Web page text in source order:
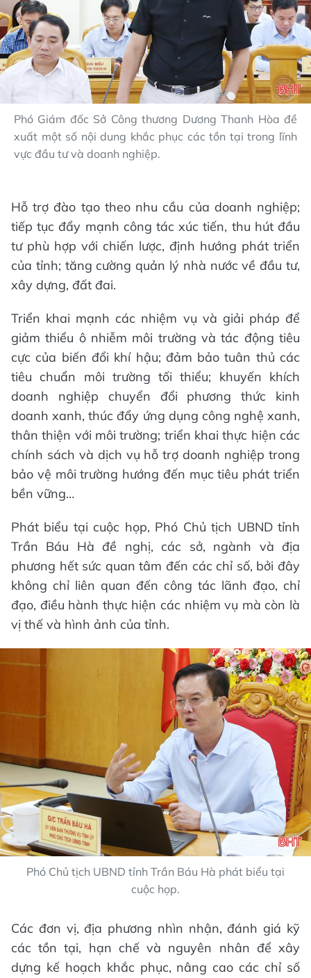
Phó Giám đốc Sở Công thương Dương Thanh Hòa đề
xuất một số nội dung khắc phục các tồn tại trong lĩnh
vực đầu tư và doanh nghiệp.
Hỗ trợ đào tạo theo nhu cầu của doanh nghiệp;
tiếp tục đẩy mạnh công tác xúc tiến, thu hút đầu
tư phù hợp với chiến lược, định hướng phát triển
của tỉnh; tăng cường quản lý nhà nước về đầu tư,
xây dựng, đất đai.
Triển khai mạnh các nhiệm vụ và giải pháp để
giảm thiểu ô nhiễm môi trường và tác động tiêu
cực của biến đổi khí hậu; đảm bảo tuân thủ các
tiêu chuẩn môi trường tối thiểu; khuyến khích
doanh nghiệp chuyển đổi phương thức kinh
doanh xanh, thúc đẩy ứng dụng công nghệ xanh,
thân thiện với môi trường; triển khai thực hiện các
chính sách và dịch vụ hỗ trợ doanh nghiệp trong
bảo vệ môi trường hướng đến mục tiêu phát triển
bền vững…
Phát biểu tại cuộc họp, Phó Chủ tịch UBND tỉnh
Trần Báu Hà đề nghị, các sở, ngành và địa
phương hết sức quan tâm đến các chỉ số, bởi đây
không chỉ liên quan đến công tác lãnh đạo, chỉ
đạo, điều hành thực hiện các nhiệm vụ mà còn là
vị thế và hình ảnh của tỉnh.
Phó Chủ tịch UBND tỉnh Trần Báu Hà phát biểu tại
cuộc họp.
Các đơn vị, địa phương nhìn nhận, đánh giá kỹ
các tồn tại, hạn chế và nguyên nhân để xây
dựng kế hoạch khắc phục, nâng cao các chỉ số